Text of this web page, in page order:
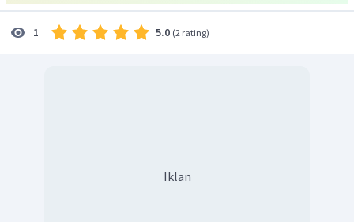
1 5.0 (2 rating)
Iklan